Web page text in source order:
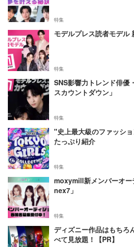
特集
モデルプレス読者モデル
特集
SNS影響力トレンド俳優
スカウントダウン」
特集
"史上最大級のファッシ
たっぷり紹介
特集
moxymill新メンバーオ
nex7」
特集
ディズニー作品はもちろ
べて見放題！【PR】